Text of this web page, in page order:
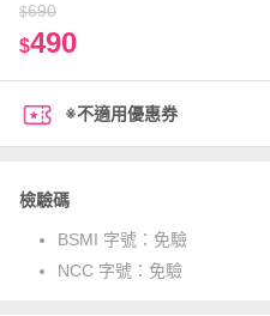
$690
$490
※不適用優惠券
檢驗碼
BSMI 字號： 免驗
NCC 字號： 免驗